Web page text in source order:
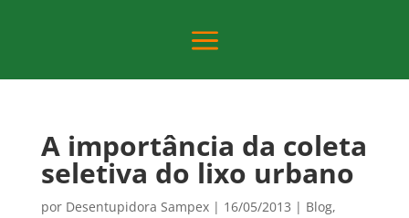
a
A importância da coleta
seletiva do lixo urbano
por Desentupidora Sampex| 16/05/2013 | Blog,